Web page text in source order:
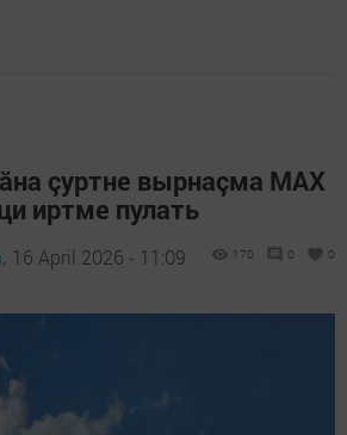
çуртне вырнаçма MAX
иртме пулать
16 April 2026 - 11:09 170 0 0